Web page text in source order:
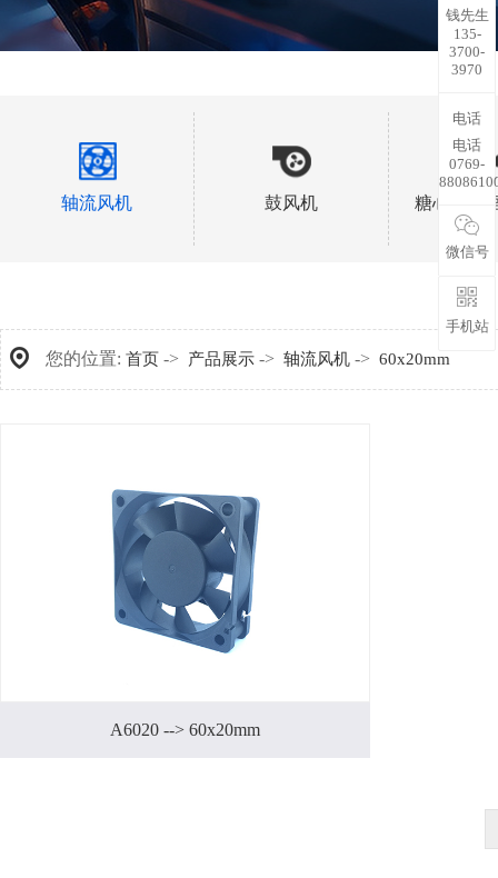
轴流风机 鼓风机 糖心视频
您的位置: 首页 -> 产品展示 -> 轴流风机 -> 60x20mm
A6020 --> 60x20mm
钱先生
135-
3700-
3970
电话
电话
0769-
微信号
手机站